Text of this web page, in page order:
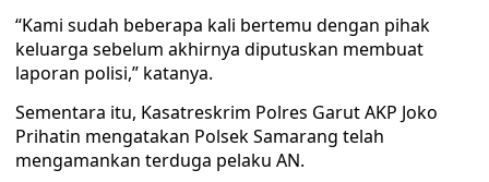
“Kami sudah beberapa kali bertemu dengan pihak
keluarga sebelum akhirnya diputuskan membuat
laporan polisi,” katanya.
Sementara itu, Kasatreskrim Polres Garut AKP Joko
Prihatin mengatakan Polsek Samarang telah
mengamankan terduga pelaku AN.